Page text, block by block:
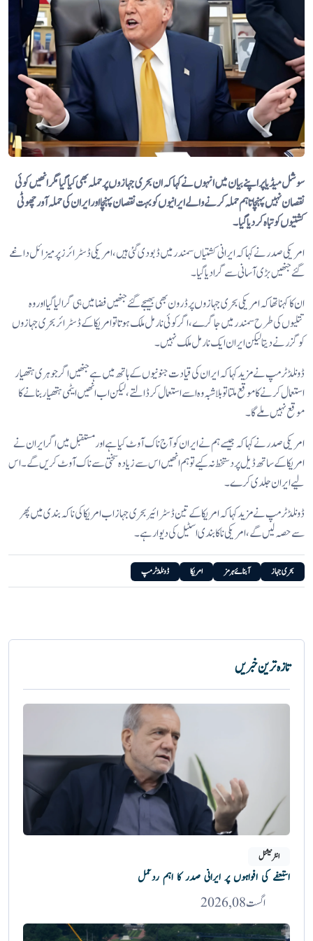
سوشل میڈیا پر اپنے بیان میں انہوں نے کہا کہ ان بحری جہازوں پر حملہ بھی کیا گیا مگر انھیں کوئی
نقصان نہیں پہنچا تاہم حملہ کرنے والے ایرانیوں کو بہت نقصان پہنچا اور ایران کی حملہ آور چھوٹی
کشتیوں کو تباہ کر دیا گیا۔
امریکی صدر نے کہا کہ ایرانی کشتیاں سمندر میں ڈبو دی گئی ہیں، امریکی ڈسٹرائرز پر میزائل داغے
گئے جنھیں بڑی آسانی سے گرا دیا گیا۔
ان کا کہنا تھا کہ امریکی بحری جہازوں پر ڈرون بھی بھیجے گئے جنھیں فضا میں ہی گرا لیا گیا اور وہ
تتلیوں کی طرح سمندر میں جا گرے، اگر کوئی نارمل ملک ہوتا تو امریکا کے ڈسٹرائر بحری جہازوں
کو گزرنے دیتا لیکن ایران ایک نارمل ملک نہیں۔
ڈونلڈ ٹرمپ نے مزید کہا کہ ایران کی قیادت جنونیوں کے ہاتھ میں ہے جنھیں اگر جوہری ہتھیار
استعمال کرنے کا موقع ملتا تو بلاشبہ وہ اسے استعمال کر ڈالتے، لیکن اب انھیں ایٹمی ہتھیار بنانے کا
موقع نہیں ملے گا۔
امریکی صدر نے کہا کہ جیسے ہم نے ایران کو آج ناک آوٹ کیا ہے اور مستقبل میں اگر ایران نے
امریکا کے ساتھ ڈیل پر دستخط نہ کیے تو ہم انھیں اس سے زیادہ سختی سے ناک آوٹ کریں گے۔ اس
لیے ایران جلدی کرے۔
ڈونلڈ ٹرمپ نے مزید کہا کہ امریکا کے تین ڈسٹرائیر بحری جہاز اب امریکا کی ناکہ بندی میں پھر
سے حصہ لیں گے، امریکی ناکابندی اسٹیل کی دیوار ہے۔
بحری جہاز آبنائے ہرمز امریکا ڈونلڈ ٹرمپ
تازہ ترین خبریں
انٹرنیشنل
استعفے کی افواہوں پر ایرانی صدر کا اہم ردعمل
اگست 08, 2026